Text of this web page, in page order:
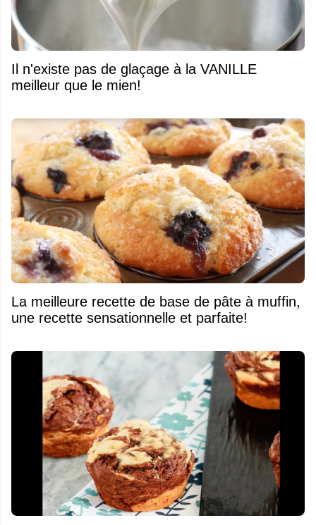
Il n'existe pas de glaçage à la VANILLE
meilleur que le mien!
La meilleure recette de base de pâte à muffin,
une recette sensationnelle et parfaite!